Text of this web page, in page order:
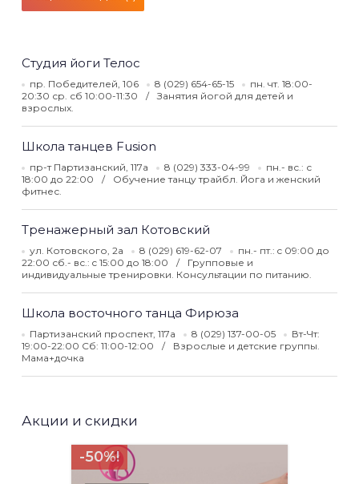
Студия йоги Телос
пр. Победителей, 106 8 (029) 654-65-15
пн. чт. 18:00-
20:30 ср. сб 10:00-11:30
Занятия йогой для детей и
взрослых.
Школа танцев Fusion
пр-т Партизанский, 117а 8 (029) 333-04-99
пн.- вс.: с
18:00 до 22:00
Обучение танцу трайбл. Йога и женский
фитнес.
Тренажерный зал Котовский
ул. Котовского, 2а 8 (029) 619-62-07
пн.- пт.: c 09:00 до
22:00 сб.- вс.: c 15:00 до 18:00
Групповые и
индивидуальные тренировки. Консультации по питанию.
Школа восточного танца Фирюза
Партизанский проспект, 117а 8 (029) 137-00-05
Вт-Чт:
19:00-22:00 Сб: 11:00-12:00
Взрослые и детские группы.
Мама+дочка
Акции и скидки
-50%!